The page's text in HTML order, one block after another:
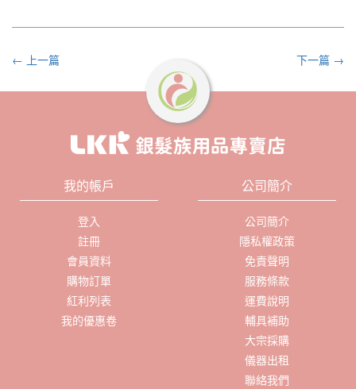
← 上一篇 下一篇 →
我的帳戶
登入
註冊
會員資料
購物訂單
紅利列表
我的優惠卷
公司簡介
公司簡介
隱私權政策
免責聲明
服務條款
運費說明
輔具補助
大宗採購
儀器出租
聯絡我們